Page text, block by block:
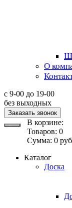
О
с 9-00 до 19-00
без выходных
Заказать звонок
В корзине:
Товаров: 0
Сумма: 0 руб
Каталог
Доска